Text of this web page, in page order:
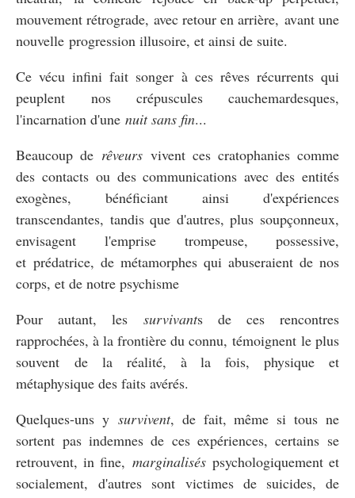
mouvement rétrograde, avec retour en arrière, avant une
nouvelle progression illusoire, et ainsi de suite.
Ce vécu infini fait songer à ces rêves récurrents qui
peuplent nos crépuscules cauchemardesques,
l'incarnation d'une nuit sans fin...
Beaucoup de rêveurs vivent ces cratophanies comme
des contacts ou des communications avec des entités
exogènes, bénéficiant ainsi d'expériences
transcendantes, tandis que d'autres, plus soupçonneux,
envisagent l'emprise trompeuse, possessive,
et prédatrice, de métamorphes qui abuseraient de nos
corps, et de notre psychisme
Pour autant, les survivants de ces rencontres
rapprochées, à la frontière du connu, témoignent le plus
souvent de la réalité, à la fois, physique et
métaphysique des faits avérés.
Quelques-uns y survivent, de fait, même si tous ne
sortent pas indemnes de ces expériences, certains se
retrouvent, in fine, marginaliséspsychologiquement et
socialement, d'autres sont victimes de suicides, de